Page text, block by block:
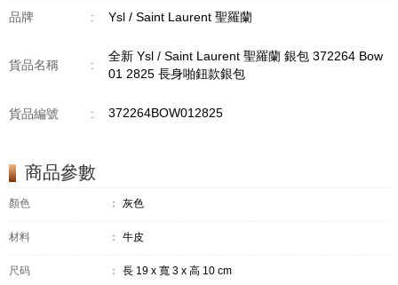
品牌 : Ysl / Saint Laurent 聖羅蘭
貨品名稱 :
全新 Ysl / Saint Laurent 聖羅蘭 銀包 372264 Bow
01 2825 長身啪鈕款銀包
貨品編號 : 372264BOW012825
商品參數
顏色 ： 灰色
材料 ： 牛皮
尺码 ： 長 19 x 寬 3 x 高 10 cm